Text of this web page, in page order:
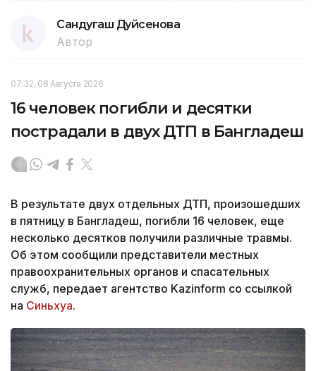
Сандугаш Дуйсенова
Автор
07:32, 08 Августа 2026
16 человек погибли и десятки
пострадали в двух ДТП в Бангладеш
В результате двух отдельных ДТП, произошедших
в пятницу в Бангладеш, погибли 16 человек, еще
несколько десятков получили различные травмы.
Об этом сообщили представители местных
правоохранительных органов и спасательных
служб, передает агентство Kazinform со ссылкой
на Синьхуа.